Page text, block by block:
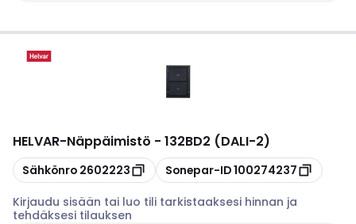
HELVAR-Näppäimistö - 132BD2 (DALI-2)
Kopioi
Sähkönro 2602223 Kopioi
Sonepar-ID100274237
Kirjaudu sisään tai luo tili tarkistaaksesi hinnan ja
tehdäksesi tilauksen